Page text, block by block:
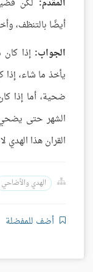
المقدم: لكن
أيضًا بالتنظف،
الجواب: إذا
يأخذ ما شاء،
ضحية، أما إذا
الشهر حتى
القران هذا الهدي
الهدي والأضاحي
أضف للمفضلة